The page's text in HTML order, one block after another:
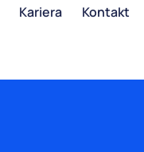
Kariera
Kontakt